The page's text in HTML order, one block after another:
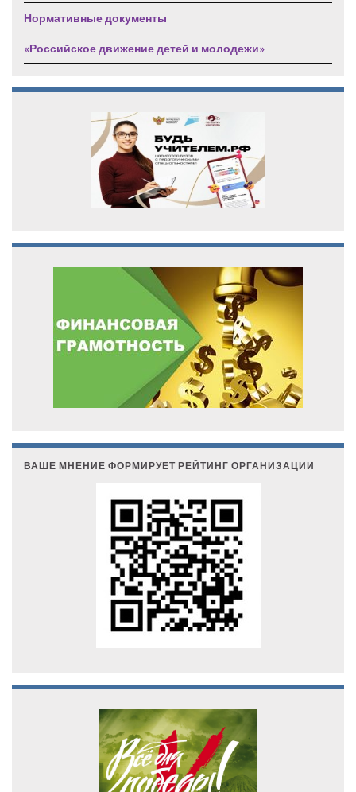
Нормативные документы
«Российское движение детей и молодежи»
ВАШЕ МНЕНИЕ ФОРМИРУЕТ РЕЙТИНГ ОРГАНИЗАЦИИ